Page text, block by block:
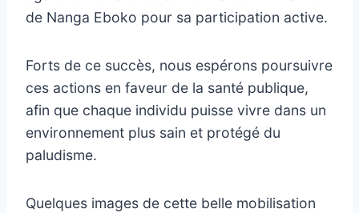
de Nanga Eboko pour sa participation active.
Forts de ce succès, nous espérons poursuivre
ces actions en faveur de la santé publique,
afin que chaque individu puisse vivre dans un
environnement plus sain et protégé du
paludisme.
Quelques images de cette belle mobilisation